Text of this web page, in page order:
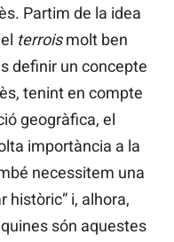
Partim de la idea
terroismolt ben
definir un concepte
tenint en compte
geogràfica, el
importància a la
necessitem una
històric” i, alhora,
són aquestes